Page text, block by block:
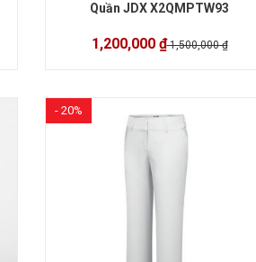
Quần JDX X2QMPTW93
1,200,000 ₫1,500,000 ₫
- 20%